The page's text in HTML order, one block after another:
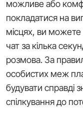
можливе або
покладатися на
місцях, ви можете
чат за кілька
розмова. За
особистих меж
будувати справді
спілкування до